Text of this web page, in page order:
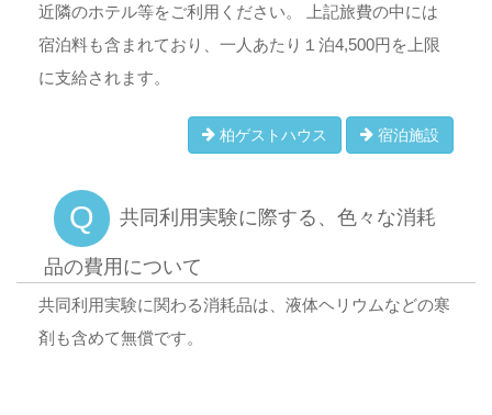
近隣のホテル等をご利用ください。 上記旅費の中には
宿泊料も含まれており、一人あたり１泊4,500円を上限
に支給されます。
柏ゲストハウス 宿泊施設
Q 共同利用実験に際する、色々な消耗
品の費用について
共同利用実験に関わる消耗品は、液体ヘリウムなどの寒
剤も含めて無償です。